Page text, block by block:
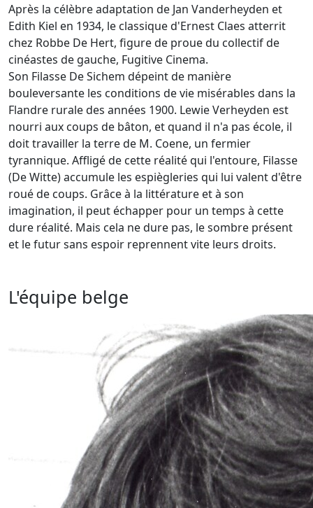
Après la célèbre adaptation de Jan Vanderheyden et
Edith Kiel en 1934, le classique d'Ernest Claes atterrit
chez Robbe De Hert, figure de proue du collectif de
cinéastes de gauche, Fugitive Cinema.
Son Filasse De Sichem dépeint de manière
bouleversante les conditions de vie misérables dans la
Flandre rurale des années 1900. Lewie Verheyden est
nourri aux coups de bâton, et quand il n'a pas école, il
doit travailler la terre de M. Coene, un fermier
tyrannique. Affligé de cette réalité qui l'entoure, Filasse
(De Witte) accumule les espiègleries qui lui valent d'être
roué de coups. Grâce à la littérature et à son
imagination, il peut échapper pour un temps à cette
dure réalité. Mais cela ne dure pas, le sombre présent
et le futur sans espoir reprennent vite leurs droits.
L'équipe belge